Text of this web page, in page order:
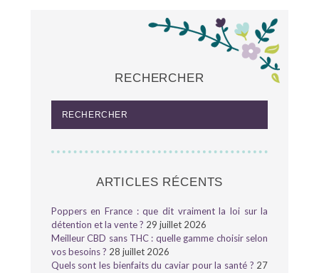
RECHERCHER
ARTICLES RÉCENTS
Poppers en France : que dit vraiment la loi sur la
détention et la vente ? 29 juillet 2026
Meilleur CBD sans THC : quelle gamme choisir selon
vos besoins ? 28 juillet 2026
Quels sont les bienfaits du caviar pour la santé ? 27